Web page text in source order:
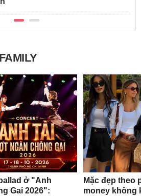
ở "Anh
Gai 2026":
Mặc đẹp theo
money không